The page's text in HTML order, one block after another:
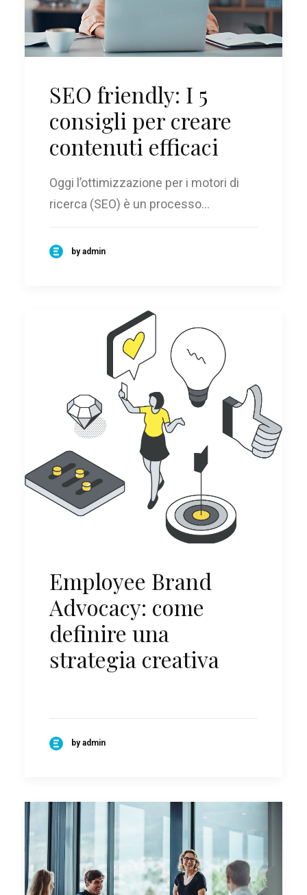
SEO friendly: I 5
consigli per creare
contenuti efficaci
Oggi l’ottimizzazione per i motori di
ricerca (SEO) è un processo…
by admin
Employee Brand
Advocacy: come
definire una
strategia creativa
by admin